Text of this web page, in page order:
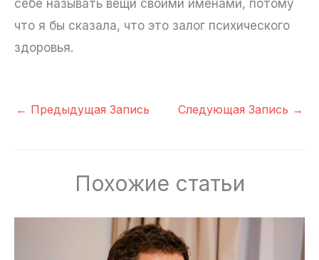
себе называть вещи своими именами, потому
что я бы сказала, что это залог психического
здоровья.
← Предыдущая Запись Следующая Запись →
Похожие статьи